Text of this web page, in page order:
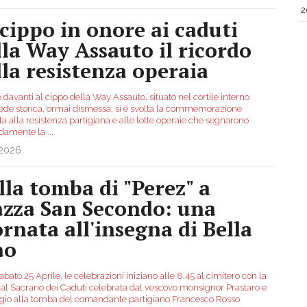
in onore ai caduti
Way Assauto il ricordo
resistenza operaia
davanti al cippo della Way Assauto, situato nel cortile interno
storica, ormai dismessa, si è svolta la commemorazione
alla resistenza partigiana e alle lotte operaie che segnarono
la
tomba di "Perez" a
San Secondo: una
all'insegna di Bella
25 Aprile, le celebrazioni iniziano alle 8.45 al cimitero con la
Sacrario dei Caduti celebrata dal vescovo monsignor Prastaro e
alla tomba del comandante partigiano Francesco Rosso